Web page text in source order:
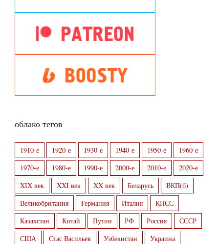
облако тегов
1910-е 1920-е 1930-е 1940-е 1950-е
1960-е
1970-е
1980-е 1990-е 2000-е 2010-е
2020-е
XIX век
XXI век XX век Беларусь
ВКП(б)
Великобритания
Германия Италия
КПСС
Казахстан
Китай Путин РФ Россия
СССР
США
Стас Васильев Узбекистан
Украина